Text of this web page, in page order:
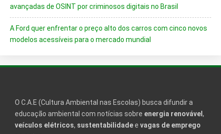
avançadas de OSINT por criminosos digitais no Brasil
A Ford quer enfrentar o preço alto dos carros com cinco novos
modelos acessíveis para o mercado mundial
O C.A.E (Cultura Ambiental nas Escolas) busca difundir a
educação ambiental com notícias sobre energia renovável ,
veículos elétricos, sustentabilidadee vagas de emprego